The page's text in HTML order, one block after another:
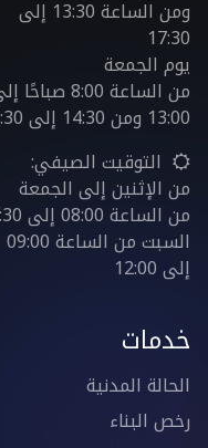
ومن الساعة 13:30 إلى
17:30
يوم الجمعة
من الساعة 8:00
13:00 ومن 14:30 إلى 17:30
التوقيت الصيفي:
من الإثنين إلى الجمعة
من الساعة 08:00 إلى 14:30
السبت من الساعة 09:00
إلى 12:00
خدمات
الحالة المدنية
رخص البناء